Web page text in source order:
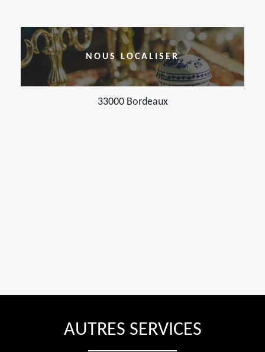
NOUS LOCALISER
33000 Bordeaux
AUTRES SERVICES